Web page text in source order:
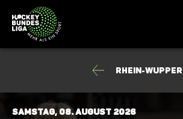
Rhein-Wupper
Samstag, 08. August 2026